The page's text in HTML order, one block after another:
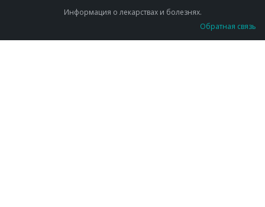
Информация о лекарствах и болезнях.
Обратная связь